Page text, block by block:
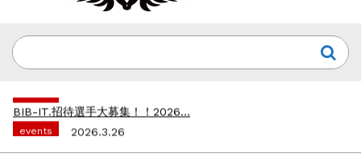
第46回 丹波篠山ABCマラソン...
上尾シティハーフマラソン2026 記念T...
events
2026.6.23
events
2026.3.26
BIB-IT.のZERO WASTE...